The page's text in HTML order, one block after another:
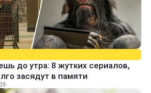
до утра: 8 жутких сериалов,
засядут в памяти